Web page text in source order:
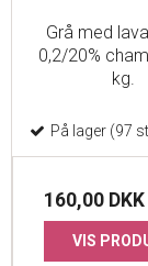
Grå med
0,2/20%
kg.
På lager (97
160,00 DKK
VIS